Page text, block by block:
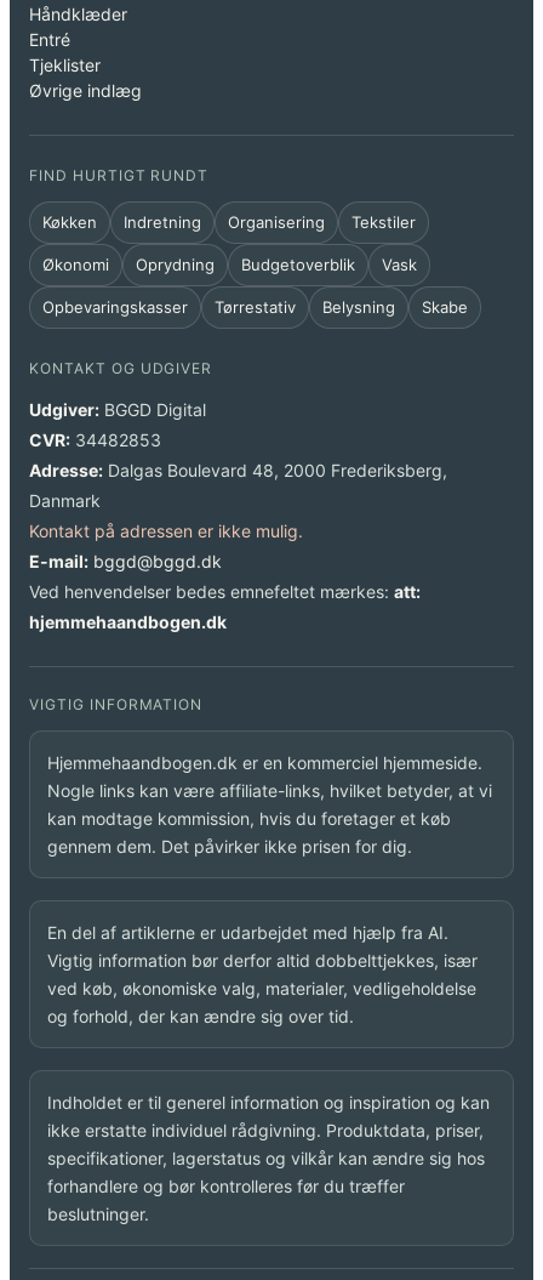
Håndklæder
Entré
Tjeklister
Øvrige indlæg
FIND HURTIGT RUNDT
Køkken Indretning Organisering Tekstiler
Økonomi Oprydning Budgetoverblik Vask
Opbevaringskasser Tørrestativ Belysning Skabe
KONTAKT OG UDGIVER
Udgiver: BGGD Digital
CVR: 34482853
Adresse: Dalgas Boulevard 48, 2000 Frederiksberg,
Danmark
Kontakt på adressen er ikke mulig.
E-mail: bggd@bggd.dk
Ved henvendelser bedes emnefeltet mærkes: att:
hjemmehaandbogen.dk
VIGTIG INFORMATION
Hjemmehaandbogen.dk er en kommerciel hjemmeside.
Nogle links kan være affiliate-links, hvilket betyder, at vi
kan modtage kommission, hvis du foretager et køb
gennem dem. Det påvirker ikke prisen for dig.
En del af artiklerne er udarbejdet med hjælp fra AI.
Vigtig information bør derfor altid dobbelttjekkes, især
ved køb, økonomiske valg, materialer, vedligeholdelse
og forhold, der kan ændre sig over tid.
Indholdet er til generel information og inspiration og kan
ikke erstatte individuel rådgivning. Produktdata, priser,
specifikationer, lagerstatus og vilkår kan ændre sig hos
forhandlere og bør kontrolleres før du træffer
beslutninger.